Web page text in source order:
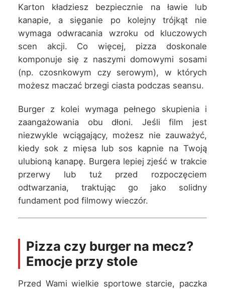
Karton kładziesz bezpiecznie na ławie lub
kanapie, a sięganie po kolejny trójkąt nie
wymaga odwracania wzroku od kluczowych
scen akcji. Co więcej, pizza doskonale
komponuje się z naszymi domowymi sosami
(np. czosnkowym czy serowym), w których
możesz maczać brzegi ciasta podczas seansu.
Burger z kolei wymaga pełnego skupienia i
zaangażowania obu dłoni. Jeśli film jest
niezwykle wciągający, możesz nie zauważyć,
kiedy sok z mięsa lub sos kapnie na Twoją
ulubioną kanapę. Burgera lepiej zjeść w trakcie
przerwy lub tuż przed rozpoczęciem
odtwarzania, traktując go jako solidny
fundament pod filmowy wieczór.
Pizza czy burger na mecz?
Emocje przy stole
Przed Wami wielkie sportowe starcie, paczka